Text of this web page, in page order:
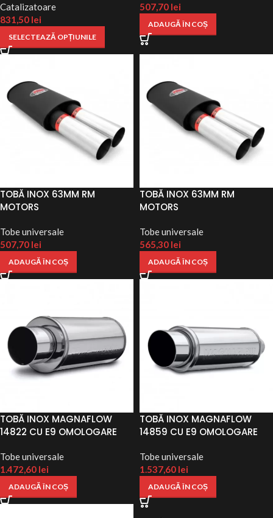
Catalizatoare
831,50 lei
SELECTEAZĂ OPȚIUNILE
507,70 lei
ADAUGĂ ÎN COȘ
TOBĂ INOX 63MM RM
MOTORS
Tobe universale
507,70 lei
ADAUGĂ ÎN COȘ
TOBĂ INOX 63MM RM
MOTORS
Tobe universale
565,30 lei
ADAUGĂ ÎN COȘ
TOBĂ INOX MAGNAFLOW
14822 CU E9 OMOLOGARE
Tobe universale
1.472,60 lei
ADAUGĂ ÎN COȘ
TOBĂ INOX MAGNAFLOW
14859 CU E9 OMOLOGARE
Tobe universale
1.537,60 lei
ADAUGĂ ÎN COȘ